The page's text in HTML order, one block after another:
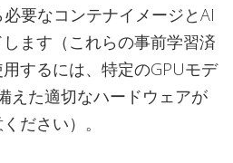
必要なコンテナイメージとAI
ます（これらの事前学習済
するには、特定のGPUモデ
えた適切なハードウェアが
ださい）。